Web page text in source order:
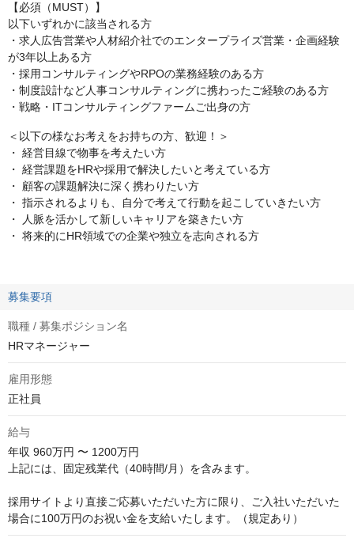
【必須（MUST）】
以下いずれかに該当される方
・求人広告営業や人材紹介社でのエンタープライズ営業・企画経験
が3年以上ある方
・採用コンサルティングやRPOの業務経験のある方
・制度設計など人事コンサルティングに携わったご経験のある方
・戦略・ITコンサルティングファームご出身の方
＜以下の様なお考えをお持ちの方、歓迎！＞
・ 経営目線で物事を考えたい方
・ 経営課題をHRや採用で解決したいと考えている方
・ 顧客の課題解決に深く携わりたい方
・ 指示されるよりも、自分で考えて行動を起こしていきたい方
・ 人脈を活かして新しいキャリアを築きたい方
・ 将来的にHR領域での企業や独立を志向される方
募集要項
職種 / 募集ポジション名
HRマネージャー
雇用形態
正社員
給与
年収 960万円 〜 1200万円
上記には、固定残業代（40時間/月）を含みます。
採用サイトより直接ご応募いただいた方に限り、ご入社いただいた
場合に100万円のお祝い金を支給いたします。（規定あり）